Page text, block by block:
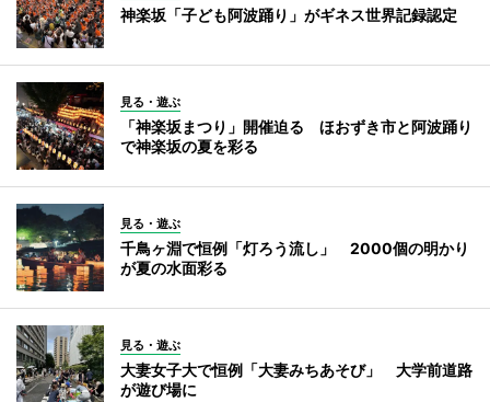
神楽坂「子ども阿波踊り」がギネス世界記録認定
見る・遊ぶ
「神楽坂まつり」開催迫る ほおずき市と阿波踊り
で神楽坂の夏を彩る
見る・遊ぶ
千鳥ヶ淵で恒例「灯ろう流し」 2000個の明かり
が夏の水面彩る
見る・遊ぶ
大妻女子大で恒例「大妻みちあそび」 大学前道路
が遊び場に